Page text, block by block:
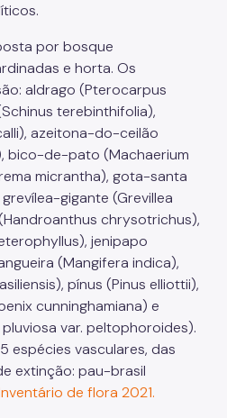
Verdes e Espaços Livres
por bosque
e horta. Os
aldrago (Pterocarpus
terebinthifolia),
azeitona-do-ceilão
bico-de-pato (Machaerium
micrantha), gota-santa
gigante (Grevillea
chrysotrichus),
jenipapo
(Mangifera indica),
pínus (Pinus elliottii),
cunninghamiana) e
var. peltophoroides).
espécies vasculares, das
extinção: pau-brasil
de flora 2021.